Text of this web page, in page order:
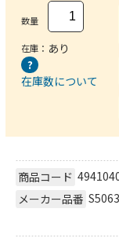
数量
在庫： あり
在庫数について
商品コード
メーカー品番 S5063